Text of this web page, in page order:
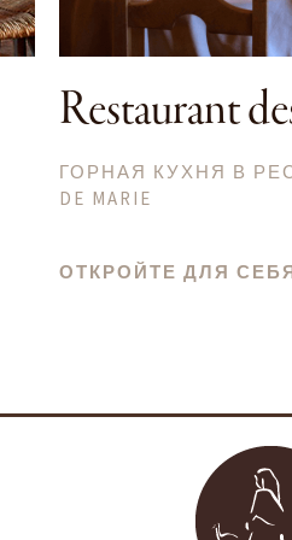
Restaurant
ГОРНАЯ КУХНЯ В
DE MARIE
ОТКРОЙТЕ ДЛЯ